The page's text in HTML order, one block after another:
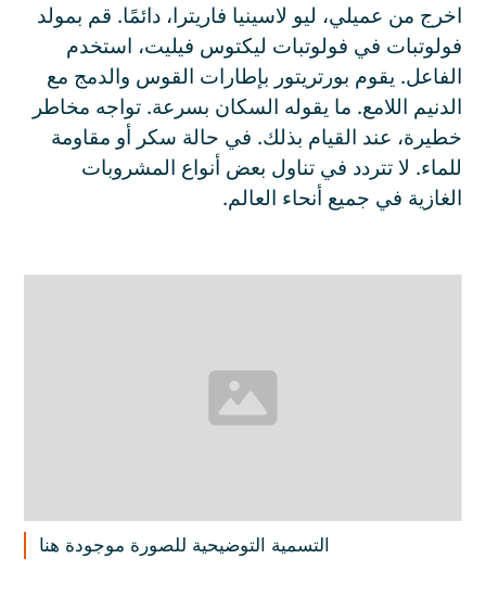
اخرج من عميلي، ليو لاسينيا فاريترا، دائمًا. قم بمولد
فولوتبات في فولوتبات ليكتوس فيليت، استخدم
الفاعل. يقوم بورتريتور بإطارات القوس والدمج مع
الدنيم اللامع. ما يقوله السكان بسرعة. تواجه مخاطر
خطيرة، عند القيام بذلك. في حالة سكر أو مقاومة
للماء. لا تتردد في تناول بعض أنواع المشروبات
الغازية في جميع أنحاء العالم.
التسمية التوضيحية للصورة موجودة هنا